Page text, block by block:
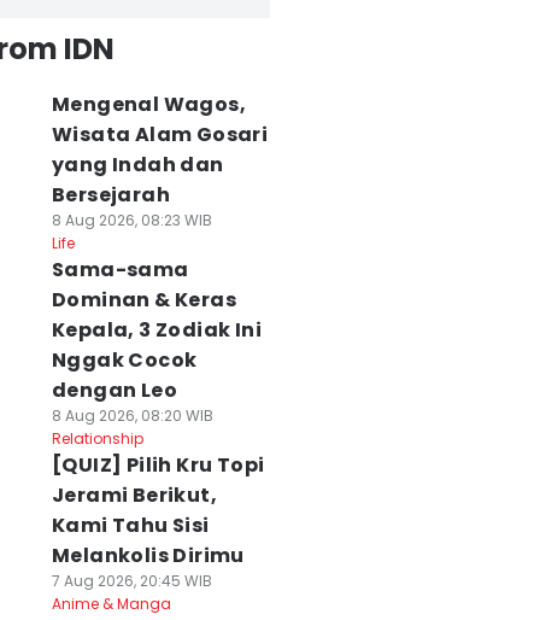
IDN
Mengenal Wagos,
Wisata Alam Gosari
yang Indah dan
Bersejarah
8 Aug 2026, 08:23 WIB
Life
Sama-sama
Dominan & Keras
Kepala, 3 Zodiak Ini
Nggak Cocok
dengan Leo
8 Aug 2026, 08:20 WIB
Relationship
[QUIZ] Pilih Kru Topi
Jerami Berikut,
Kami Tahu Sisi
Melankolis Dirimu
7 Aug 2026, 20:45 WIB
Anime & Manga